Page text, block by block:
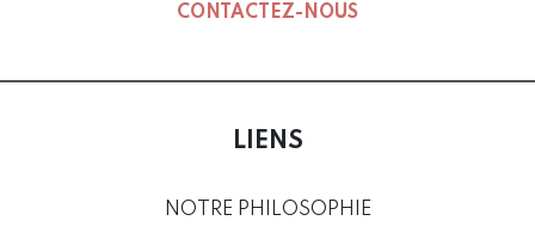
CONTACTEZ-NOUS
LIENS
NOTRE PHILOSOPHIE